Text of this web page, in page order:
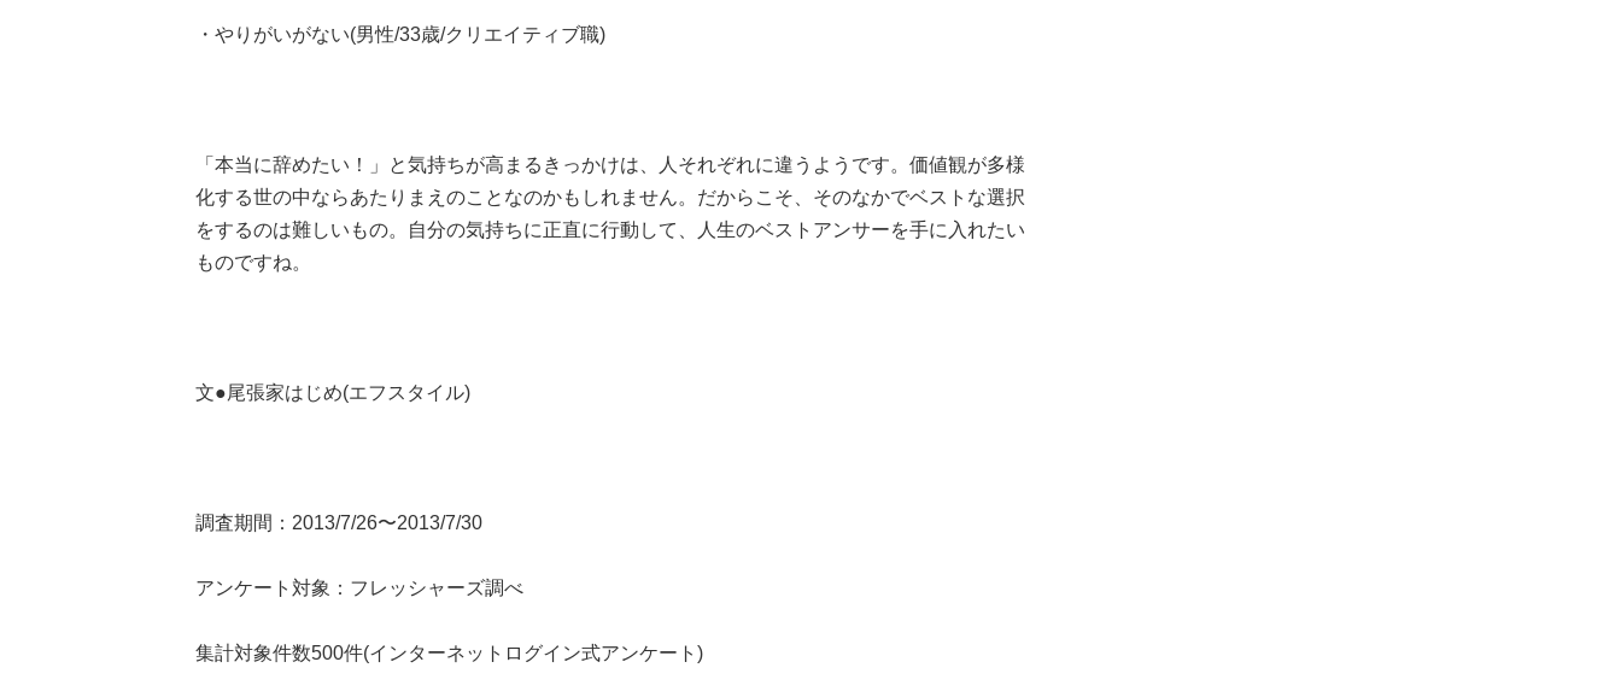
・やりがいがない(男性/33歳/クリエイティブ職)
「本当に辞めたい！」と気持ちが高まるきっかけは、人それぞれに違うようです。価値観が多様
化する世の中ならあたりまえのことなのかもしれません。だからこそ、そのなかでベストな選択
をするのは難しいもの。自分の気持ちに正直に行動して、人生のベストアンサーを手に入れたい
ものですね。
文●尾張家はじめ(エフスタイル)
調査期間：2013/7/26〜2013/7/30
アンケート対象：フレッシャーズ調べ
集計対象件数500件(インターネットログイン式アンケート)